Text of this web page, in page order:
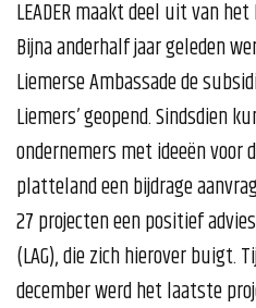
LEADER maakt deel uit van
Bijna anderhalf jaar geleden
Liemerse Ambassade de
Liemers’ geopend. Sindsdien
ondernemers met ideeën voor
platteland een bijdrage
27 projecten een positief
(LAG), die zich hierover buigt.
december werd het laatste